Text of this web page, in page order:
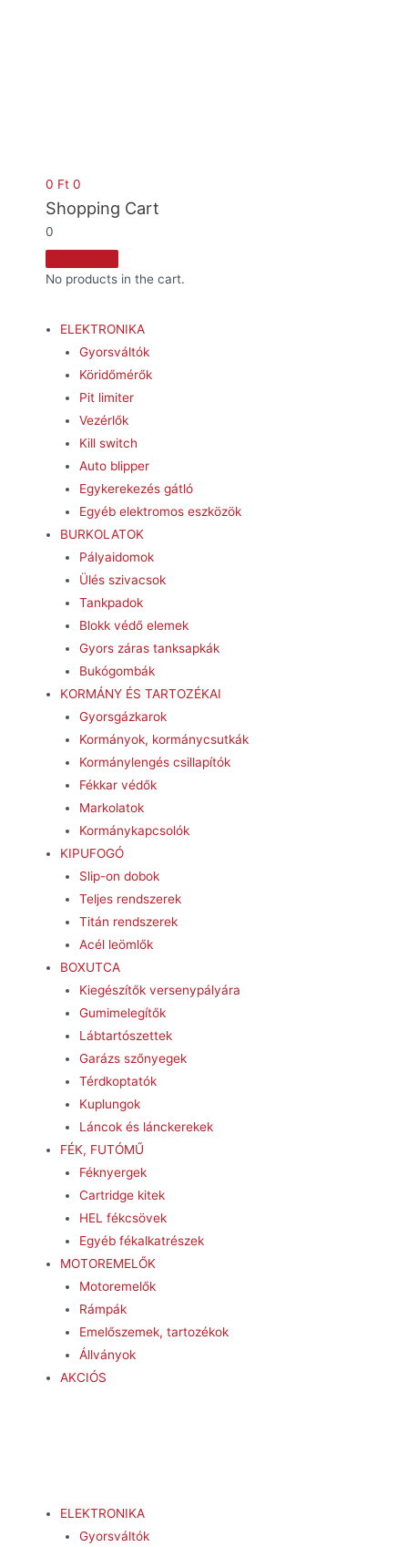
0 Ft 0
Shopping Cart
0
No products in the cart.
ELEKTRONIKA
Gyorsváltók
Köridőmérők
Pit limiter
Vezérlők
Kill switch
Auto blipper
Egykerekezés gátló
Egyéb elektromos eszközök
BURKOLATOK
Pályaidomok
Ülés szivacsok
Tankpadok
Blokk védő elemek
Gyors záras tanksapkák
Bukógombák
KORMÁNY ÉS TARTOZÉKAI
Gyorsgázkarok
Kormányok, kormánycsutkák
Kormánylengés csillapítók
Fékkar védők
Markolatok
Kormánykapcsolók
KIPUFOGÓ
Slip-on dobok
Teljes rendszerek
Titán rendszerek
Acél leömlők
BOXUTCA
Kiegészítők versenypályára
Gumimelegítők
Lábtartószettek
Garázs szőnyegek
Térdkoptatók
Kuplungok
Láncok és lánckerekek
FÉK, FUTÓMŰ
Féknyergek
Cartridge kitek
HEL fékcsövek
Egyéb fékalkatrészek
MOTOREMELŐK
Motoremelők
Rámpák
Emelőszemek, tartozékok
Állványok
AKCIÓS
ELEKTRONIKA
Gyorsváltók